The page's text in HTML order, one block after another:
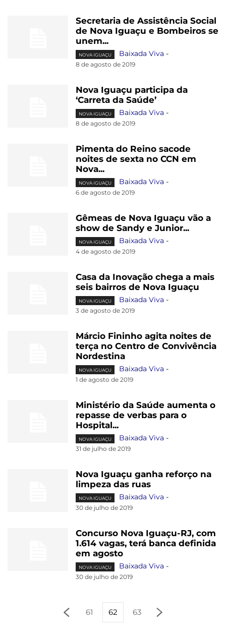
Secretaria de Assistência Social
de Nova Iguaçu e Bombeiros se
unem...
NOVA IGUAÇU Baixada Viva -
8 de agosto de 2019
Nova Iguaçu participa da
‘Carreta da Saúde’
NOVA IGUAÇU Baixada Viva -
8 de agosto de 2019
Pimenta do Reino sacode
noites de sexta no CCN em
Nova...
NOVA IGUAÇU Baixada Viva -
6 de agosto de 2019
Gêmeas de Nova Iguaçu vão a
show de Sandy e Junior...
NOVA IGUAÇU Baixada Viva -
4 de agosto de 2019
Casa da Inovação chega a mais
seis bairros de Nova Iguaçu
NOVA IGUAÇU Baixada Viva -
3 de agosto de 2019
Márcio Fininho agita noites de
terça no Centro de Convivência
Nordestina
NOVA IGUAÇU Baixada Viva -
1 de agosto de 2019
Ministério da Saúde aumenta o
repasse de verbas para o
Hospital...
NOVA IGUAÇU Baixada Viva -
31 de julho de 2019
Nova Iguaçu ganha reforço na
limpeza das ruas
NOVA IGUAÇU Baixada Viva -
30 de julho de 2019
Concurso Nova Iguaçu-RJ, com
1.614 vagas, terá banca definida
em agosto
NOVA IGUAÇU Baixada Viva -
30 de julho de 2019
61 62 63